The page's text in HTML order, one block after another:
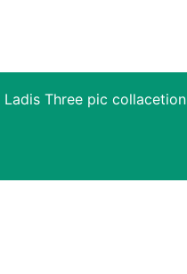
Ladis Three pic collacetion